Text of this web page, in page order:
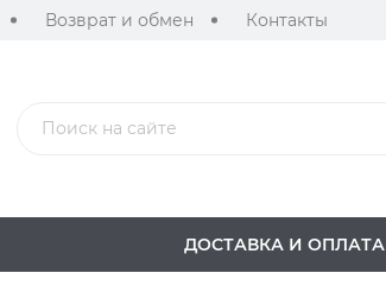
Возврат и обмен Контакты
ДОСТАВКА И ОПЛАТА